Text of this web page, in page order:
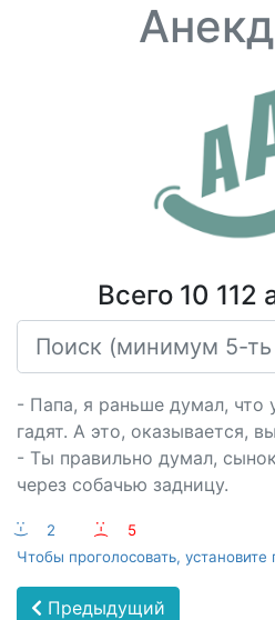
Всего 10 112
- Папа, я раньше думал, что
гадят. А это, оказывается,
- Ты правильно думал,
через собачью задницу.
:-) 2 :-(
5
Чтобы проголосовать,
Предыдущий